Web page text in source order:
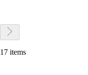
17 items